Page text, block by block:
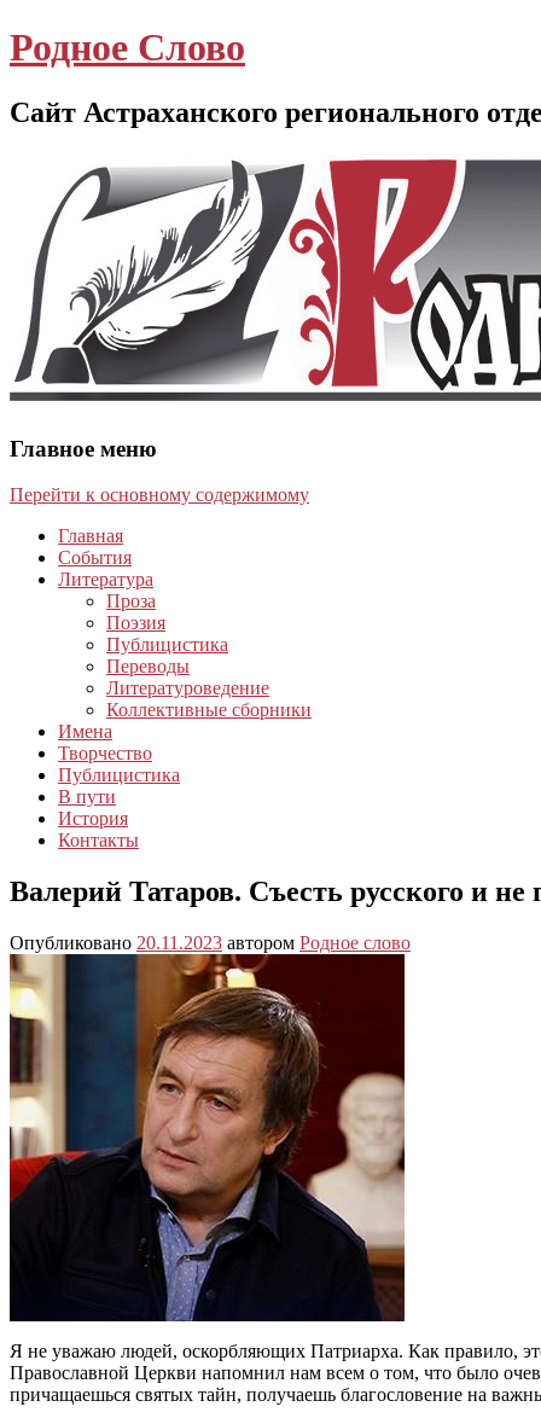
Родное Слово
Сайт Астраханского регионального
Главное меню
Перейти к основному содержимому
Главная
События
Литература
Проза
Поэзия
Публицистика
Переводы
Литературоведение
Коллективные сборники
Имена
Творчество
Публицистика
В пути
История
Контакты
Валерий Татаров. Съесть русского и не
Опубликовано 20.11.2023 автором Родное слово
Я не уважаю людей, оскорбляющих Патриарха. Как правило,
Православной Церкви напомнил нам всем о том, что было
причащаешься святых тайн, получаешь благословение на